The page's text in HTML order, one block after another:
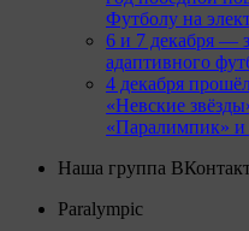
Футболу на
6 и 7 декабря —
адаптивного
4 декабря
«Невские
«Паралимпик» и
Наша группа
Paralympic